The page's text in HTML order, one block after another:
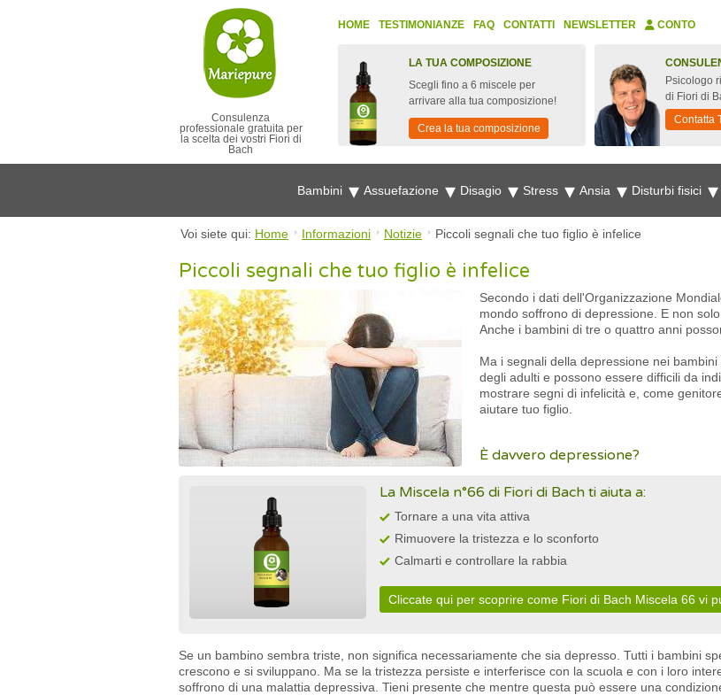
Consulenza
professionale gratuita per
la scelta dei vostri Fiori di
Bach
HOME TESTIMONIANZE FAQ CONTATTI NEWSLETTER CONTO
LA TUA COMPOSIZIONE
Scegli fino a 6 miscele per
arrivare alla tua composizione!
Crea la tua composizione
Psicologo
di Fiori di
Contatta
Bambini Assuefazione Disagio Stress Ansia Disturbi fisici
Voi siete qui: Home Informazioni Notizie Piccoli segnali che tuo figlio è infelice
Piccoli segnali che tuo figlio è infelice
Secondo i dati dell'Organizzazione
mondo soffrono di depressione. E non
Anche i bambini di tre o quattro anni
Ma i segnali della depressione nei
degli adulti e possono essere difficili da
mostrare segni di infelicità e, come
aiutare tuo figlio.
La Miscela n°66 di Fiori di Bach ti aiuta a:
Tornare a una vita attiva
Rimuovere la tristezza e lo sconforto
Calmarti e controllare la rabbia
Cliccate qui per scoprire come Fiori di Bach Miscela 66 vi
È davvero depressione?
Se un bambino sembra triste, non significa necessariamente che sia depresso. Tutti i bambini
crescono e si sviluppano. Ma se la tristezza persiste e interferisce con la scuola e con i loro
soffrono di una malattia depressiva. Tieni presente che mentre questa può essere una